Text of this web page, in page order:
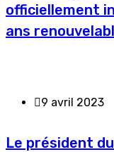
officiellement
ans
9 avril 2023
Le président